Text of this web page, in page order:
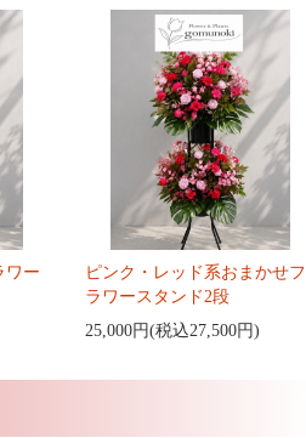
ワー
ピンク・レッド系おまかせフ
ラワースタンド2段
25,000円(税込27,500円)